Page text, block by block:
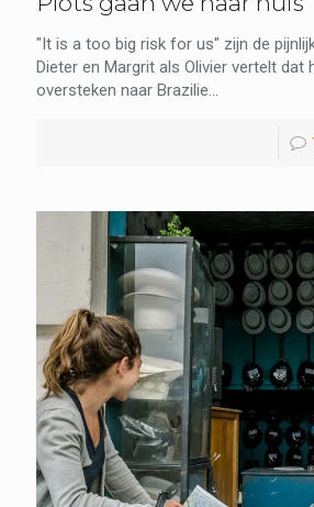
"It is a too big risk for us" zijn de
Dieter en Margrit als Olivier vertelt dat
oversteken naar Brazilie...